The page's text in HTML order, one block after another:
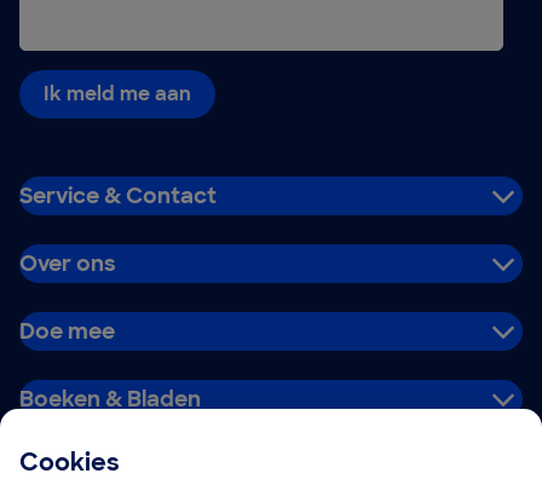
Cookies
Ik meld me aan
Service & Contact
Over ons
Doe mee
Boeken & Bladen